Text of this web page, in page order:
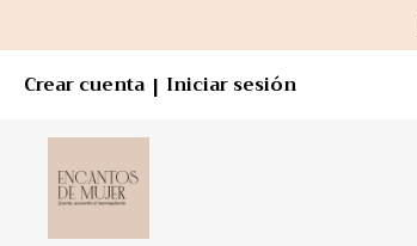
Crear cuenta | Iniciar sesión